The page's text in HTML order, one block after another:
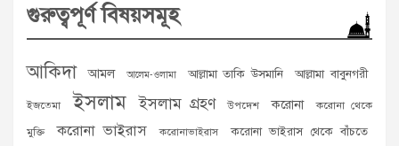
গুরুত্বপূর্ণ বিষয়সমূহ
আকিদা আমল আলেম-ওলামা আল্লামা তাকি উসমানি আল্লামা বাবুনগরী
ইজতেমা ইসলাম ইসলাম গ্রহণ উপদেশ করোনা করোনা থেকে
মুক্তি করোনা ভাইরাস করোনাভাইরাস করোনা ভাইরাস থেকে বাঁচতে